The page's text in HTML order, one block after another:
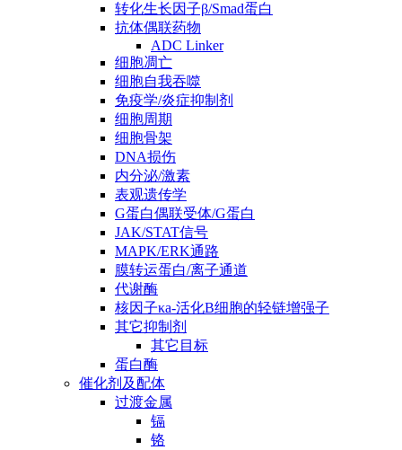
转化生长因子β/Smad蛋白
抗体偶联药物
ADC Linker
细胞凋亡
细胞自我吞噬
免疫学/炎症抑制剂
细胞周期
细胞骨架
DNA损伤
内分泌/激素
表观遗传学
G蛋白偶联受体/G蛋白
JAK/STAT信号
MAPK/ERK通路
膜转运蛋白/离子通道
代谢酶
核因子κa-活化B细胞的轻链增强子
其它抑制剂
其它目标
蛋白酶
催化剂及配体
过渡金属
镉
铬